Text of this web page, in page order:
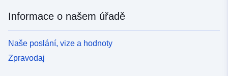
Informace o našem úřadě
Naše poslání, vize a hodnoty
Zpravodaj